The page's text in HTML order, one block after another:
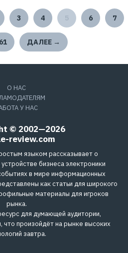
3 4 6 7
61 ДАЛЕЕ →
О НАС
У НАС
© 2002—2026
review.com
языком рассказывает о
бизнеса электроники
в мире информационных
как статьи для широкого
материалы для игроков
рынка.
для думающей аудитории,
что произойдёт на рынке высоких
завтра.